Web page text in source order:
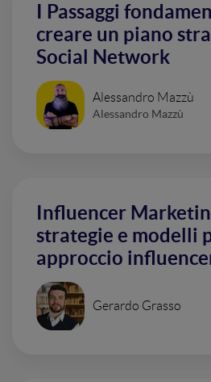
I Passaggi
creare un piano
Social Network
Alessandro Mazzù
Alessandro Mazzù
Influencer
strategie e modelli
approccio
Gerardo Grasso